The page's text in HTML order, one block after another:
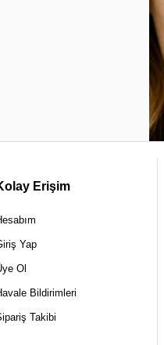
Erişim
Yap
Ol
Bildirimleri
Takibi